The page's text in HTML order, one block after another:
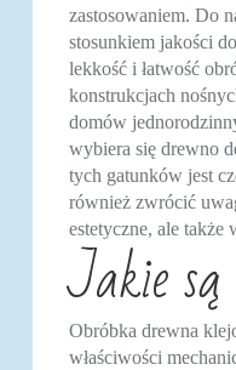
zastosowaniem. Do
stosunkiem jakości
lekkość i łatwość
konstrukcjach
domów
wybiera się drewno
tych gatunków jest
również zwrócić
estetyczne, ale także
Jakie
Obróbka drewna
właściwości